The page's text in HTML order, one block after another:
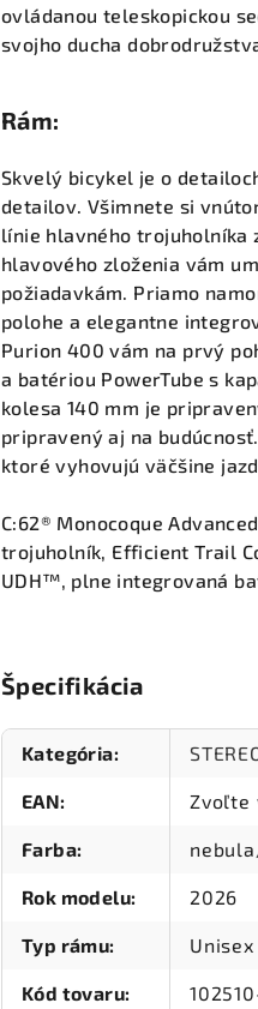
ovládanou teleskopickou
svojho ducha
Rám:
Skvelý bicykel je o
detailov. Všimnete si
línie hlavného trojuholníka
hlavového zloženia vám
požiadavkám. Priamo
polohe a elegantne
Purion 400 vám na prvý
a batériou PowerTube s
kolesa 140 mm je
pripravený aj na
ktoré vyhovujú väčšine
C:62® Monocoque
trojuholník, Efficient Trail
UDH™, plne integrovaná
Špecifikácia
Kategória:
EAN: Zvoľte
Farba:
Rok modelu: 2026
Typ rámu: Unisex
Kód tovaru: